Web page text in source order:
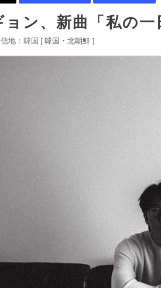
ョン、新曲「私の
地：韓国 [ 韓国・北朝鮮 ]